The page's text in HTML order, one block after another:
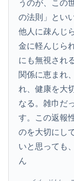
うのが、この
の法則」とい
他人に疎んじ
金に軽んじら
にも無視され
関係に恵まれ
れ、健康を大
なる。雑巾だ
す。この返報
のを大切にし
いと思っても
ん